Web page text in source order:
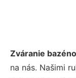
Zváranie
na nás. Našimi